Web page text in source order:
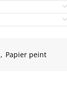
, Papier peint